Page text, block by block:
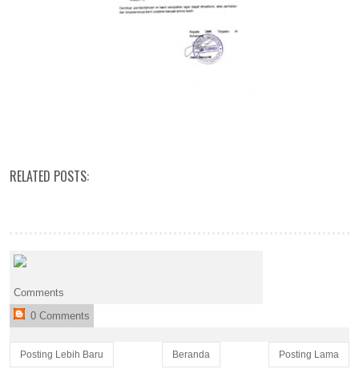
RELATED POSTS:
Comments
0 Comments
Posting Lebih Baru Posting Lama
Beranda